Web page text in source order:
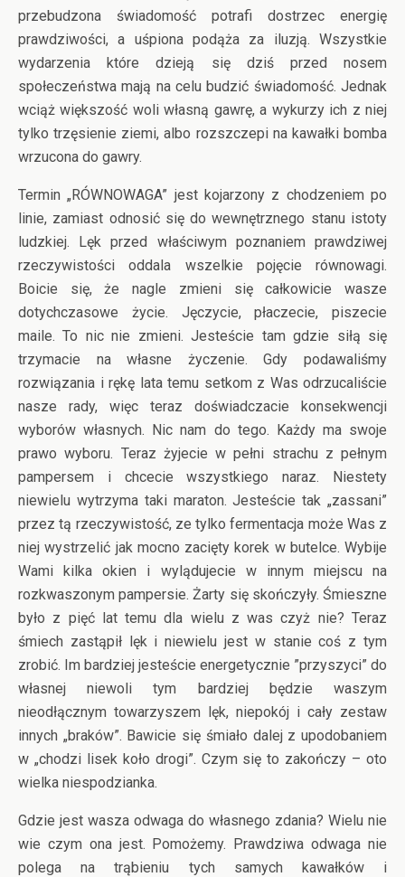
przebudzona świadomość potrafi dostrzec energię
prawdziwości, a uśpiona podąża za iluzją. Wszystkie
wydarzenia które dzieją się dziś przed nosem
społeczeństwa mają na celu budzić świadomość. Jednak
wciąż większość woli własną gawrę, a wykurzy ich z niej
tylko trzęsienie ziemi, albo rozszczepi na kawałki bomba
wrzucona do gawry.
Termin „RÓWNOWAGA” jest kojarzony z chodzeniem po
linie, zamiast odnosić się do wewnętrznego stanu istoty
ludzkiej. Lęk przed właściwym poznaniem prawdziwej
rzeczywistości oddala wszelkie pojęcie równowagi.
Boicie się, że nagle zmieni się całkowicie wasze
dotychczasowe życie. Jęczycie, płaczecie, piszecie
maile. To nic nie zmieni. Jesteście tam gdzie siłą się
trzymacie na własne życzenie. Gdy podawaliśmy
rozwiązania i rękę lata temu setkom z Was odrzucaliście
nasze rady, więc teraz doświadczacie konsekwencji
wyborów własnych. Nic nam do tego. Każdy ma swoje
prawo wyboru. Teraz żyjecie w pełni strachu z pełnym
pampersem i chcecie wszystkiego naraz. Niestety
niewielu wytrzyma taki maraton. Jesteście tak „zassani”
przez tą rzeczywistość, ze tylko fermentacja może Was z
niej wystrzelić jak mocno zacięty korek w butelce. Wybije
Wami kilka okien i wylądujecie w innym miejscu na
rozkwaszonym pampersie. Żarty się skończyły. Śmieszne
było z pięć lat temu dla wielu z was czyż nie? Teraz
śmiech zastąpił lęk i niewielu jest w stanie coś z tym
zrobić. Im bardziej jesteście energetycznie ”przyszyci” do
własnej niewoli tym bardziej będzie waszym
nieodłącznym towarzyszem lęk, niepokój i cały zestaw
innych „braków”. Bawicie się śmiało dalej z upodobaniem
w „chodzi lisek koło drogi”. Czym się to zakończy – oto
wielka niespodzianka.
Gdzie jest wasza odwaga do własnego zdania? Wielu nie
wie czym ona jest. Pomożemy. Prawdziwa odwaga nie
polega na trąbieniu tych samych kawałków i